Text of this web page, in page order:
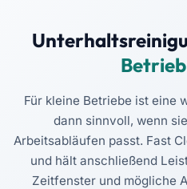
Für kleine Betriebe ist eine
dann sinnvoll, wenn
Arbeitsabläufen passt. Fast
und hält anschließend
Zeitfenster und mögliche